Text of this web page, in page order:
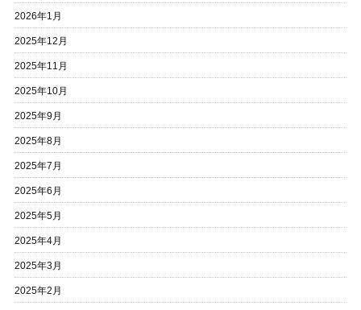
2026年1月
2025年12月
2025年11月
2025年10月
2025年9月
2025年8月
2025年7月
2025年6月
2025年5月
2025年4月
2025年3月
2025年2月